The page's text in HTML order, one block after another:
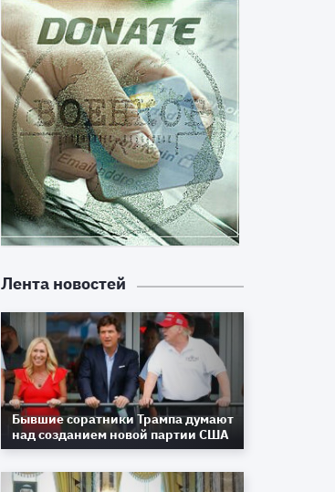
Лента новостей
Бывшие соратники Трампа думают
над созданием новой партии США